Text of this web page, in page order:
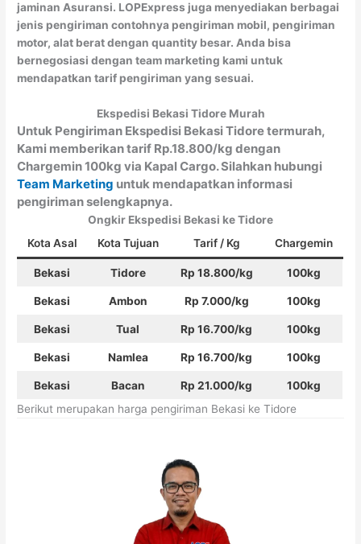
jaminan Asuransi. LOPExpress juga menyediakan berbagai
jenis pengiriman contohnya pengiriman mobil, pengiriman
motor, alat berat dengan quantity besar. Anda bisa
bernegosiasi dengan team marketing kami untuk
mendapatkan tarif pengiriman yang sesuai.
Ekspedisi Bekasi Tidore Murah
Untuk Pengiriman Ekspedisi Bekasi Tidore termurah,
Kami memberikan tarif Rp.18.800/kg dengan
Chargemin 100kg via Kapal Cargo. Silahkan hubungi
Team Marketing untuk mendapatkan informasi
pengiriman selengkapnya.
Ongkir Ekspedisi Bekasi ke Tidore
Kota Asal
Kota Tujuan Tarif / Kg Chargemin
Bekasi Tidore Rp 18.800/kg 100kg
Bekasi Ambon Rp 7.000/kg 100kg
Bekasi Tual Rp 16.700/kg 100kg
Bekasi Namlea Rp 16.700/kg 100kg
Bekasi Bacan Rp 21.000/kg
100kg
Berikut merupakan harga pengiriman Bekasi ke Tidore